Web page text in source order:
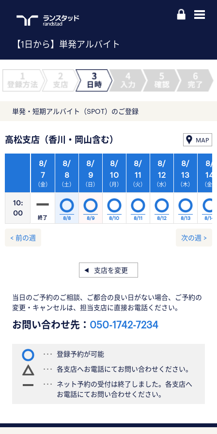
【1日から】単発アルバイト
単発・短期アルバイト（SPOT）のご登録
高松支店（香川・岡山含む） MAP
10:
00
8/
7
（金）
8/
8
（土）
8/
9
（日）
8/
10
（月）
8/
11
（火）
8/
12
（水）
8/
13
（木）
終了 8/8 8/9 8/10 8/11 8/12 8/13
8/
14
（金）
8/14
< 前の週 次の週 >
支店を変更
当日のご予約のご相談、ご都合の良い日がない場合、ご予約の
変更・キャンセルは、担当支店に直接お電話ください。
お問い合わせ先： 050-1742-7234
登録予約が可能
各支店へお電話にてお問い合わせください。
ネット予約の受付は終了しました。各支店へ
お電話にてお問い合わせください。